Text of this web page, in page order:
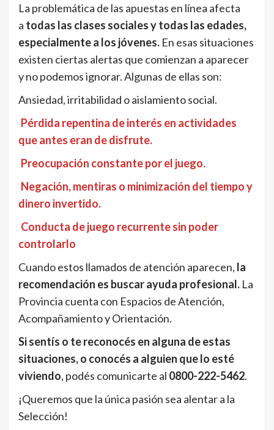
La problemática de las apuestas en línea afecta
a todas las clases sociales y todas las edades,
especialmente a los jóvenes. En esas situaciones
existen ciertas alertas que comienzan a aparecer
y no podemos ignorar. Algunas de ellas son:
Ansiedad, irritabilidad o aislamiento social.
Pérdida repentina de interés en actividades
que antes eran de disfrute.
Preocupación constante por el juego.
Negación, mentiras o minimización del tiempo y
dinero invertido.
Conducta de juego recurrente sin poder
controlarlo
Cuando estos llamados de atención aparecen, la
recomendación es buscar ayuda profesional. La
Provincia cuenta con Espacios de Atención,
Acompañamiento y Orientación.
Si sentís o te reconocés en alguna de estas
situaciones, o conocés a alguien que lo esté
viviendo, podés comunicarte al 0800-222-5462.
¡Queremos que la única pasión sea alentar a la
Selección!